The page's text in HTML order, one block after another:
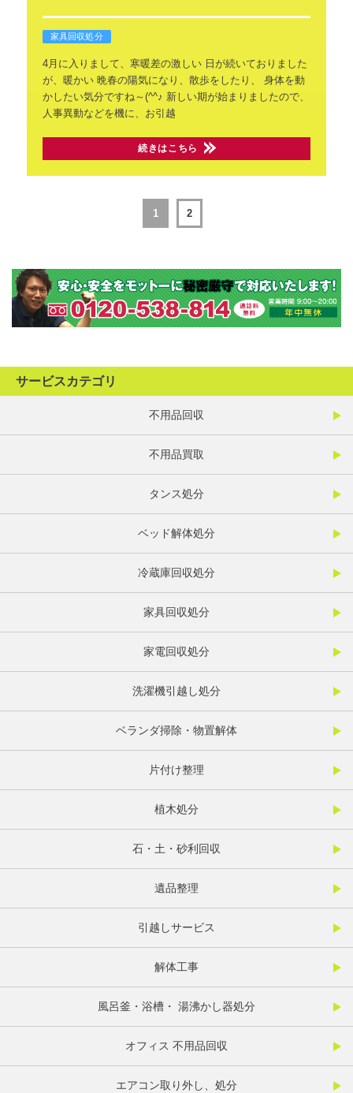
家具回収処分
4月に入りまして、寒暖差の激しい日が続いておりました
が、暖かい晩春の陽気になり、散歩をしたり、
身体を動
かしたい気分ですね～(^^♪ 新しい期が始まりましたので、
人事異動などを機に、お引越
続きはこちら
1 2
サービスカテゴリ
不用品回収
不用品買取
タンス処分
ベッド解体処分
冷蔵庫回収処分
家具回収処分
家電回収処分
洗濯機引越し処分
ベランダ掃除・物置解体
片付け整理
植木処分
石・土・砂利回収
遺品整理
引越しサービス
解体工事
風呂釜・浴槽・ 湯沸かし器処分
オフィス 不用品回収
エアコン取り外し、処分